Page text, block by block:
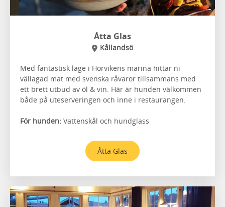
Åtta Glas
Kållandsö
Med fantastisk läge i Hörvikens marina hittar ni
vällagad mat med svenska råvaror tillsammans med
ett brett utbud av öl & vin. Här är hunden välkommen
både på uteserveringen och inne i restaurangen.
För hunden: Vattenskål och hundglass
Åtta Glas